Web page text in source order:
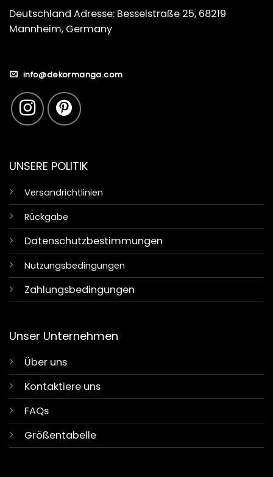
Deutschland Adresse: Besselstraße 25, 68219
Mannheim, Germany
info@dekormanga.com
UNSERE POLITIK
Versandrichtlinien
Rückgabe
Datenschutzbestimmungen
Nutzungsbedingungen
Zahlungsbedingungen
Unser Unternehmen
Über uns
Kontaktiere uns
FAQs
Größentabelle